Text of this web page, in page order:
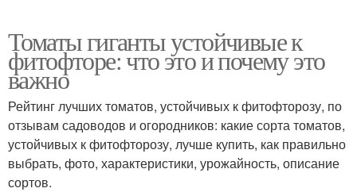
Томаты гиганты устойчивые к
фитофторе: что это и почему это
важно
Рейтинг лучших томатов, устойчивых к фитофторозу, по
отзывам садоводов и огородников: какие сорта томатов,
устойчивых к фитофторозу, лучше купить, как правильно
выбрать, фото, характеристики, урожайность, описание
сортов.